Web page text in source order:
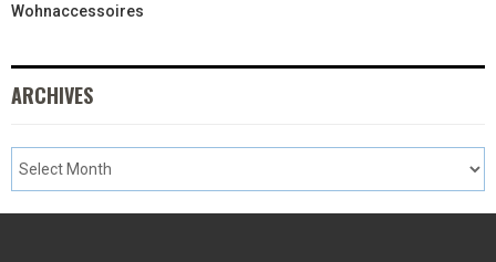
Wohnaccessoires
ARCHIVES